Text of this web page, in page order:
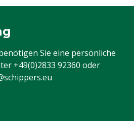
Sie eine persönliche
+49(0)2833 92360 oder